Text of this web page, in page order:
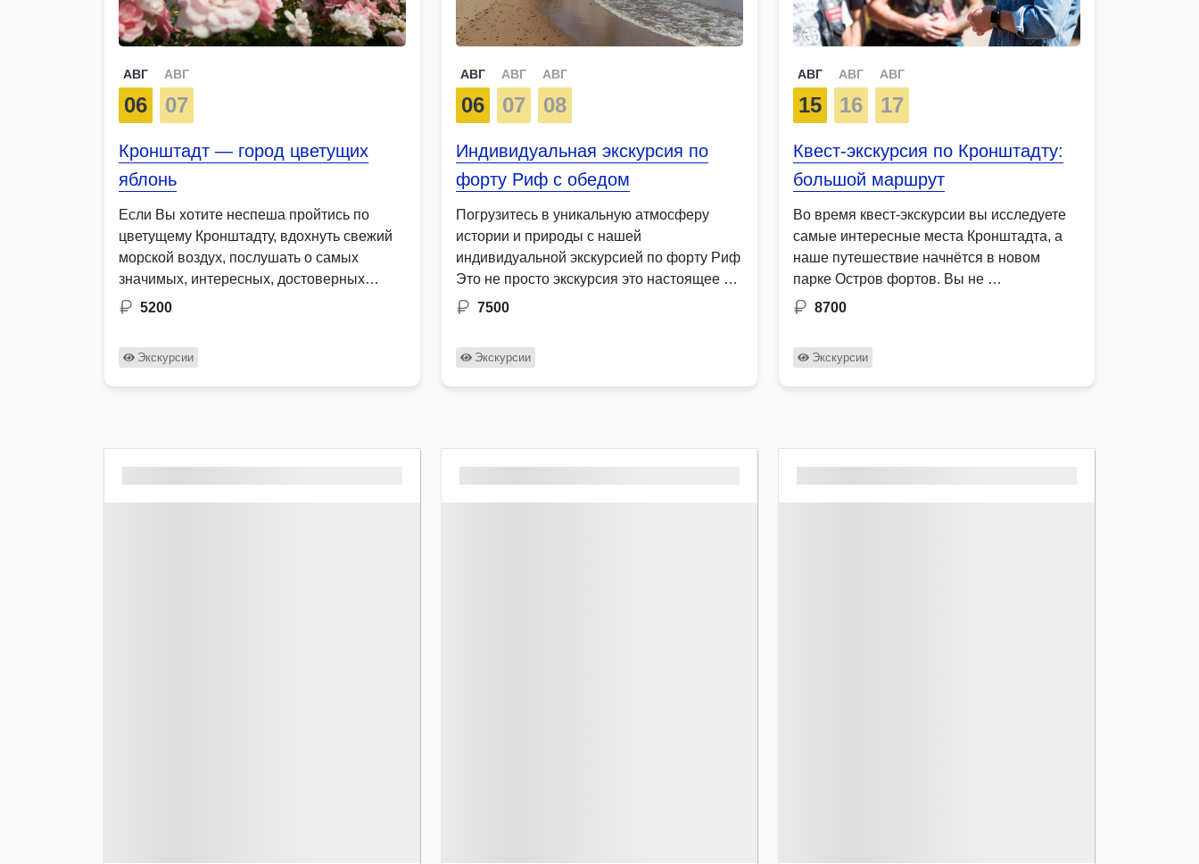
АВГ
06
АВГ
07
Кронштадт — город цветущих
яблонь
Если Вы хотите неспеша пройтись по
цветущему Кронштадту, вдохнуть свежий
морской воздух, послушать о самых
значимых, интересных, достоверных
историях, а …
5200
Экскурсии
АВГ
06
АВГ
07
АВГ
08
Индивидуальная экскурсия по
форту Риф с обедом
Погрузитесь в уникальную атмосферу
истории и природы с нашей
индивидуальной экскурсией по форту Риф
Это не просто экскурсия это настоящее …
7500
Экскурсии
АВГ
15
АВГ
16
АВГ
17
Квест-экскурсия по Кронштадту:
большой маршрут
Во время квест-экскурсии вы исследуете
самые интересные места Кронштадта, а
наше путешествие начнётся в новом
парке Остров фортов. Вы не …
8700
Экскурсии